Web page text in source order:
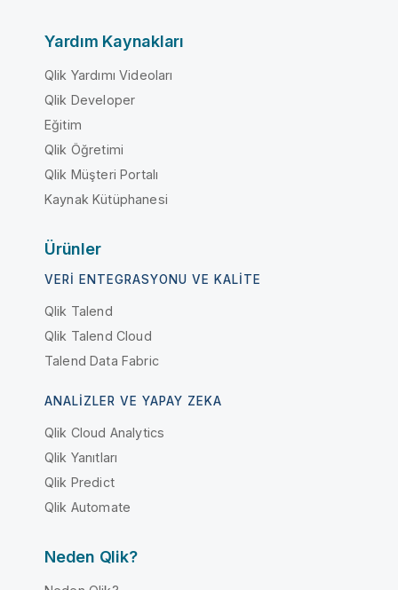
Yardım Kaynakları
Qlik Yardımı Videoları
Qlik Developer
Eğitim
Qlik Öğretimi
Qlik Müşteri Portalı
Kaynak Kütüphanesi
Ürünler
VERI ENTEGRASYONU VE KALITE
Qlik Talend
Qlik Talend Cloud
Talend Data Fabric
ANALIZLER VE YAPAY ZEKA
Qlik Cloud Analytics
Qlik Yanıtları
Qlik Predict
Qlik Automate
Neden Qlik?